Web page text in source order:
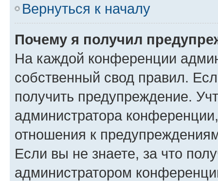
Вернуться к началу
Почему я получил
На каждой конференции
собственный свод правил.
получить предупреждение.
администратора
отношения к
Если вы не знаете, за что
администратором